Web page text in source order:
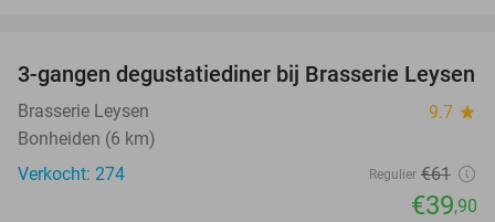
35%
3-gangen degustatiediner bij Brasserie Leysen
Brasserie Leysen 9.7 star
Bonheiden (6 km)
Verkocht: 274
Regulier €61
€39,90